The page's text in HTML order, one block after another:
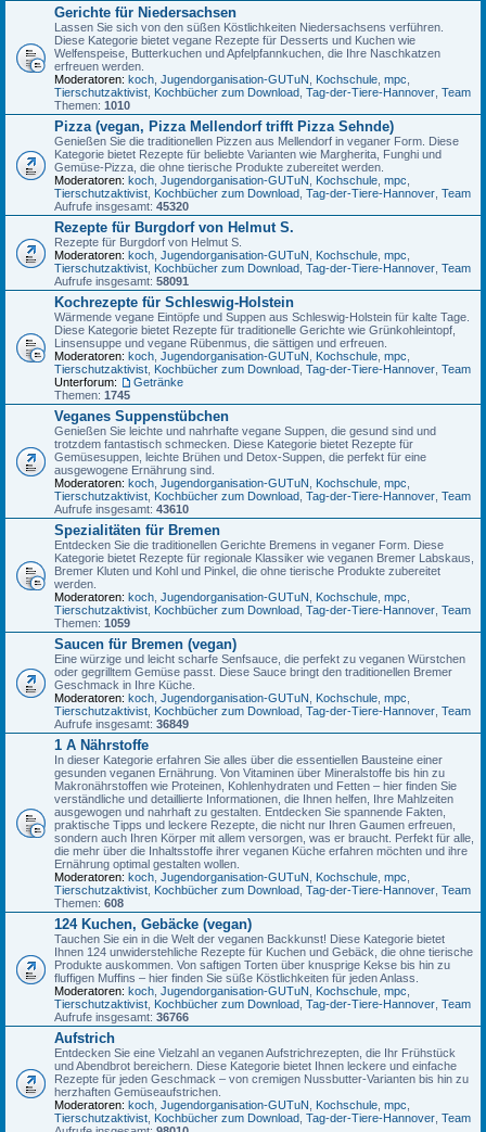
Gerichte für Niedersachsen
Lassen Sie sich von den süßen Köstlichkeiten Niedersachsens verführen.
Diese Kategorie bietet vegane Rezepte für Desserts und Kuchen wie
Welfenspeise, Butterkuchen und Apfelpfannkuchen, die Ihre Naschkatzen
erfreuen werden.
Moderatoren: koch Jugendorganisation-GUTuN Kochschule mpc
Tierschutzaktivist Kochbücher zum Download Tag-der-Tiere-Hannover Team
Themen: 1010
Pizza (vegan, Pizza Mellendorf trifft Pizza Sehnde)
Genießen Sie die traditionellen Pizzen aus Mellendorf in veganer Form. Diese
Kategorie bietet Rezepte für beliebte Varianten wie Margherita, Funghi und
Gemüse-Pizza, die ohne tierische Produkte zubereitet werden.
Moderatoren: koch Jugendorganisation-GUTuN Kochschule mpc
Tierschutzaktivist Kochbücher zum Download Tag-der-Tiere-Hannover Team
Aufrufe insgesamt: 45320
Rezepte für Burgdorf von Helmut S.
Rezepte für Burgdorf von Helmut S.
Moderatoren: koch Jugendorganisation-GUTuN Kochschule mpc
Tierschutzaktivist Kochbücher zum Download Tag-der-Tiere-Hannover Team
Aufrufe insgesamt: 58091
Kochrezepte für Schleswig-Holstein
Wärmende vegane Eintöpfe und Suppen aus Schleswig-Holstein für kalte Tage.
Diese Kategorie bietet Rezepte für traditionelle Gerichte wie Grünkohleintopf,
Linsensuppe und vegane Rübenmus, die sättigen und erfreuen.
Moderatoren: koch Jugendorganisation-GUTuN Kochschule mpc
Tierschutzaktivist Kochbücher zum Download Tag-der-Tiere-Hannover Team
Unterforum:
Getränke
Themen: 1745
Veganes Suppenstübchen
Genießen Sie leichte und nahrhafte vegane Suppen, die gesund sind und
trotzdem fantastisch schmecken. Diese Kategorie bietet Rezepte für
Gemüsesuppen, leichte Brühen und Detox-Suppen, die perfekt für eine
ausgewogene Ernährung sind.
Moderatoren: koch Jugendorganisation-GUTuN Kochschule mpc
Tierschutzaktivist Kochbücher zum Download Tag-der-Tiere-Hannover Team
Aufrufe insgesamt: 43610
Spezialitäten für Bremen
Entdecken Sie die traditionellen Gerichte Bremens in veganer Form. Diese
Kategorie bietet Rezepte für regionale Klassiker wie veganen Bremer Labskaus,
Bremer Kluten und Kohl und Pinkel, die ohne tierische Produkte zubereitet
werden.
Moderatoren: koch Jugendorganisation-GUTuN Kochschule mpc
Tierschutzaktivist Kochbücher zum Download Tag-der-Tiere-Hannover Team
Themen: 1059
Saucen für Bremen (vegan)
Eine würzige und leicht scharfe Senfsauce, die perfekt zu veganen Würstchen
oder gegrilltem Gemüse passt. Diese Sauce bringt den traditionellen Bremer
Geschmack in Ihre Küche.
Moderatoren: koch Jugendorganisation-GUTuN Kochschule mpc
Tierschutzaktivist Kochbücher zum Download Tag-der-Tiere-Hannover Team
Aufrufe insgesamt: 36849
1 A Nährstoffe
In dieser Kategorie erfahren Sie alles über die essentiellen Bausteine einer
gesunden veganen Ernährung. Von Vitaminen über Mineralstoffe bis hin zu
Makronährstoffen wie Proteinen, Kohlenhydraten und Fetten – hier finden Sie
verständliche und detaillierte Informationen, die Ihnen helfen, Ihre Mahlzeiten
ausgewogen und nahrhaft zu gestalten. Entdecken Sie spannende Fakten,
praktische Tipps und leckere Rezepte, die nicht nur Ihren Gaumen erfreuen,
sondern auch Ihren Körper mit allem versorgen, was er braucht. Perfekt für alle,
die mehr über die Inhaltsstoffe ihrer veganen Küche erfahren möchten und ihre
Ernährung optimal gestalten wollen.
Moderatoren: koch Jugendorganisation-GUTuN Kochschule mpc
Tierschutzaktivist Kochbücher zum Download Tag-der-Tiere-Hannover Team
Themen: 608
124 Kuchen, Gebäcke (vegan)
Tauchen Sie ein in die Welt der veganen Backkunst! Diese Kategorie bietet
Ihnen 124 unwiderstehliche Rezepte für Kuchen und Gebäck, die ohne tierische
Produkte auskommen. Von saftigen Torten über knusprige Kekse bis hin zu
fluffigen Muffins – hier finden Sie süße Köstlichkeiten für jeden Anlass.
Moderatoren: koch Jugendorganisation-GUTuN Kochschule mpc
Tierschutzaktivist Kochbücher zum Download Tag-der-Tiere-Hannover Team
Aufrufe insgesamt: 36766
Aufstrich
Entdecken Sie eine Vielzahl an veganen Aufstrichrezepten, die Ihr Frühstück
und Abendbrot bereichern. Diese Kategorie bietet Ihnen leckere und einfache
Rezepte für jeden Geschmack – von cremigen Nussbutter-Varianten bis hin zu
herzhaften Gemüseaufstrichen.
Moderatoren: koch Jugendorganisation-GUTuN Kochschule mpc
Tierschutzaktivist Kochbücher zum Download Tag-der-Tiere-Hannover Team